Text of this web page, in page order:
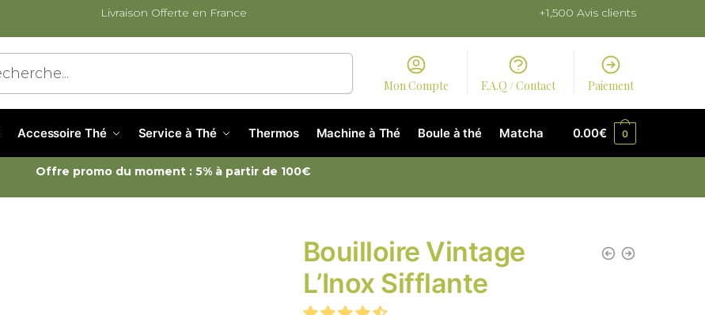
Livraison Offerte en France +1,500 Avis clients
Mon Compte F.A.Q / Contact Paiement
Accessoire Thé Service à Thé Thermos Machine à Thé Boule à thé Matcha 0.00€ 0
Offre promo du moment : 5% à partir de 100€
Bouilloire Vintage
L’Inox Sifflante